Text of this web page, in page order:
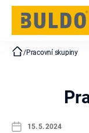
/Pracovní skupiny
Datum15. 5. 2024